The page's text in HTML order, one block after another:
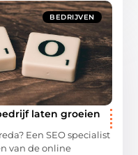
BEDRIJVEN
laten groeien
Een SEO specialist
van de online